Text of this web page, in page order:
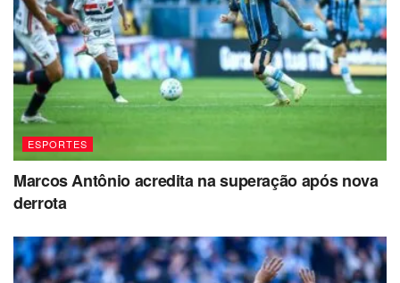
ESPORTES
Marcos Antônio acredita na superação após nova
derrota